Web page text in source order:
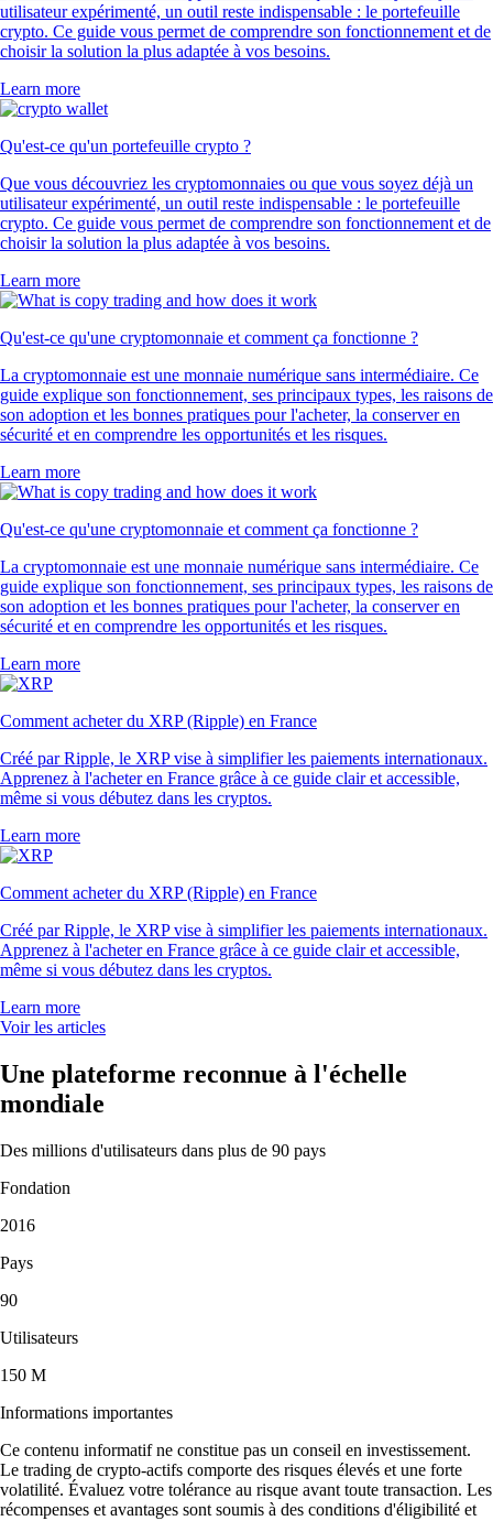
utilisateur expérimenté, un outil reste indispensable : le portefeuille
crypto. Ce guide vous permet de comprendre son fonctionnement et de
choisir la solution la plus adaptée à vos besoins.
Learn more
Qu'est-ce qu'un portefeuille crypto ?
Que vous découvriez les cryptomonnaies ou que vous soyez déjà un
utilisateur expérimenté, un outil reste indispensable : le portefeuille
crypto. Ce guide vous permet de comprendre son fonctionnement et de
choisir la solution la plus adaptée à vos besoins.
Learn more
Qu'est-ce qu'une cryptomonnaie et comment ça fonctionne ?
La cryptomonnaie est une monnaie numérique sans intermédiaire. Ce
guide explique son fonctionnement, ses principaux types, les raisons de
son adoption et les bonnes pratiques pour l'acheter, la conserver en
sécurité et en comprendre les opportunités et les risques.
Learn more
Qu'est-ce qu'une cryptomonnaie et comment ça fonctionne ?
La cryptomonnaie est une monnaie numérique sans intermédiaire. Ce
guide explique son fonctionnement, ses principaux types, les raisons de
son adoption et les bonnes pratiques pour l'acheter, la conserver en
sécurité et en comprendre les opportunités et les risques.
Learn more
Comment acheter du XRP (Ripple) en France
Créé par Ripple, le XRP vise à simplifier les paiements internationaux.
Apprenez à l'acheter en France grâce à ce guide clair et accessible,
même si vous débutez dans les cryptos.
Learn more
Comment acheter du XRP (Ripple) en France
Créé par Ripple, le XRP vise à simplifier les paiements internationaux.
Apprenez à l'acheter en France grâce à ce guide clair et accessible,
même si vous débutez dans les cryptos.
Learn more
Voir les articles
Une plateforme reconnue à l'échelle
mondiale
Des millions d'utilisateurs dans plus de 90 pays
Fondation
2016
Pays
90
Utilisateurs
150 M
Informations importantes
Ce contenu informatif ne constitue pas un conseil en investissement.
Le trading de crypto-actifs comporte des risques élevés et une forte
volatilité. Évaluez votre tolérance au risque avant toute transaction. Les
récompenses et avantages sont soumis à des conditions d'éligibilité et